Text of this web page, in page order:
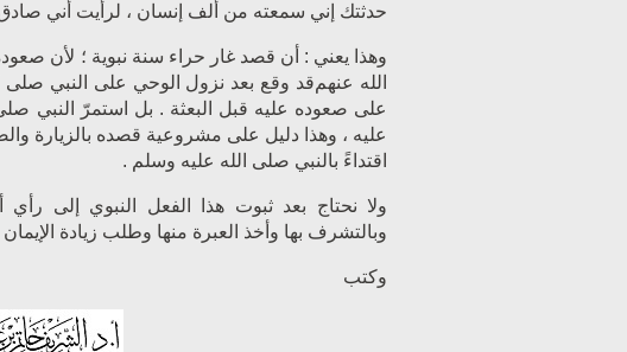
حدثتك إني سمعته من ألف إنسان ، لرأيت أني
وهذا يعني : أن قصد غار حراء سنة نبوية ؛ لأن
الله عنهمقد وقع بعد نزول الوحي على النبي صلى
على صعوده عليه قبل البعثة . بل استمرّ النبي
عليه ، وهذا دليل على مشروعية قصده بالزيارة
اقتداءً بالنبي صلى الله عليه وسلم .
ولا نحتاج بعد ثبوت هذا الفعل النبوي إلى
وبالتشرف بها وأخذ العبرة منها وطلب زيادة الإيمان
وكتب